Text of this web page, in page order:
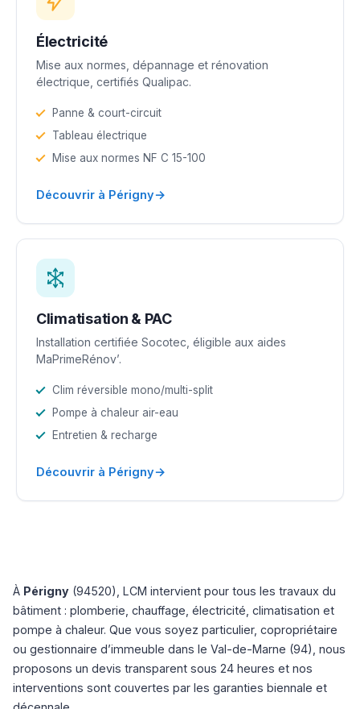
Électricité
Mise aux normes, dépannage et rénovation
électrique, certifiés Qualipac.
Panne & court-circuit
Tableau électrique
Mise aux normes NF C 15-100
Découvrir à Périgny→
Climatisation & PAC
Installation certifiée Socotec, éligible aux aides
MaPrimeRénov’.
Clim réversible mono/multi-split
Pompe à chaleur air-eau
Entretien & recharge
Découvrir à Périgny→
À Périgny (94520), LCM intervient pour tous les travaux du
bâtiment : plomberie, chauffage, électricité, climatisation et
pompe à chaleur. Que vous soyez particulier, copropriétaire
ou gestionnaire d’immeuble dans le Val-de-Marne (94), nous
proposons un devis transparent sous 24 heures et nos
interventions sont couvertes par les garanties biennale et